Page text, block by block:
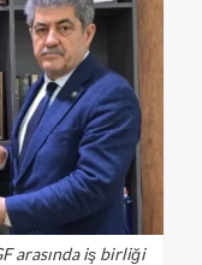
arasında iş birliği